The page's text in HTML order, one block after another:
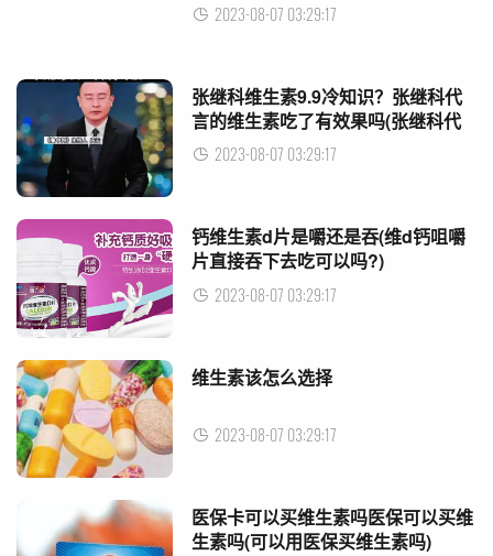
2023-08-07 03:29:17
张继科维生素9.9冷知识？张继科代
言的维生素吃了有效果吗(张继科代
言护肤品)
2023-08-07 03:29:17
钙维生素d片是嚼还是吞(维d钙咀嚼
片直接吞下去吃可以吗?)
2023-08-07 03:29:17
维生素该怎么选择
2023-08-07 03:29:17
医保卡可以买维生素吗医保可以买维
生素吗(可以用医保买维生素吗)